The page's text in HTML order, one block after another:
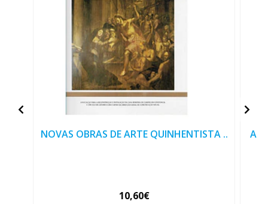
NOVAS OBRAS DE ARTE QUINHENTISTA ..
10,60€
A